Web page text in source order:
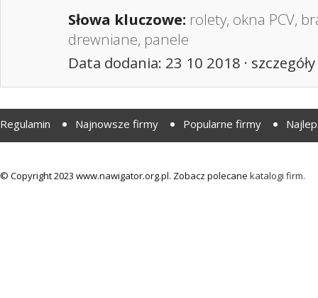
Słowa kluczowe: rolety, okna PCV,
drewniane, panele
Data dodania: 23 10 2018 ·
Regulamin Najnowsze firmy Popularne firmy
© Copyright 2023 www.nawigator.org.pl. Zobacz polecane katalogi firm.